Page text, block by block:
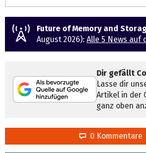
Future of Memory and
August 2026): Alle 5 News auf
Dir gefällt
Lasse dir
Artikel in der
ganz oben
0 Kommentare